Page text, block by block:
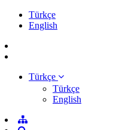
Türkçe
English
Türkçe
Türkçe
English